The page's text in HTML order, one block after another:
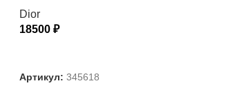
Dior
18500 ₽
Артикул: 345618